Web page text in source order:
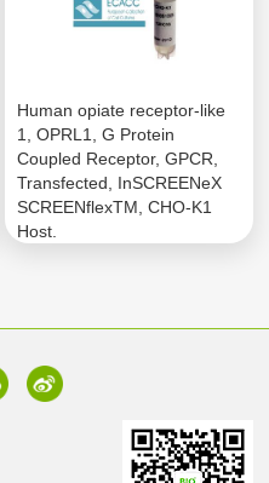
Human opiate receptor-like
1, OPRL1, G Protein
Coupled Receptor, GPCR,
Transfected, InSCREENeX
SCREENflexTM, CHO-K1
Host.